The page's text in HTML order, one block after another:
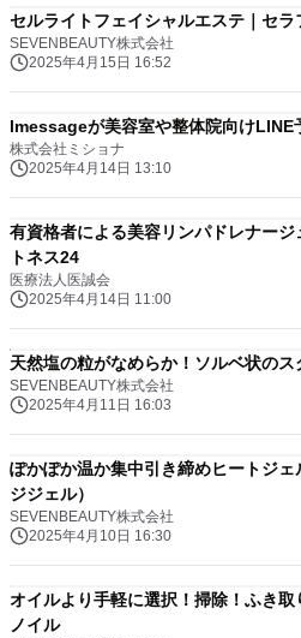
セルライトフェイシャルエステ｜セ
SEVENBEAUTY株式会社
2025年4月15日 16:52
lmessageが美容室や整体院向けLINE
株式会社ミショナ
2025年4月14日 13:10
有資格者による美容リンパドレナー
トネス24
医療法人医誠会
2025年4月14日 11:00
天然塩の粒がなめらか！ソルベ状のス
SEVENBEAUTY株式会社
2025年4月11日 16:03
ぽかぽか温か集中引き締めヒートジ
ジジェル）
SEVENBEAUTY株式会社
2025年4月10日 16:30
オイルより手軽に選択！掃除！ふき
ノイル